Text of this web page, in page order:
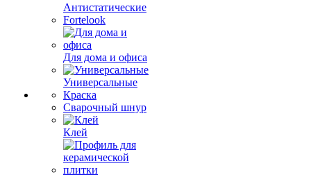
Антистатические
Fortelook
Для дома и офиса
Универсальные
Краска
Сварочный шнур
Клей